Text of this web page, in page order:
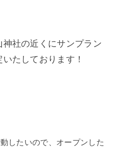
社の近くにサンプラン
たしております！
したいので、オープンした